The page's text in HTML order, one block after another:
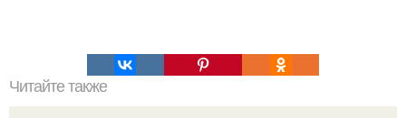
Читайте также